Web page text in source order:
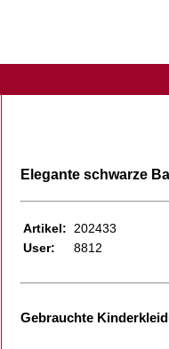
Elegante schwarze
Artikel:
202433
User:
8812
Gebrauchte